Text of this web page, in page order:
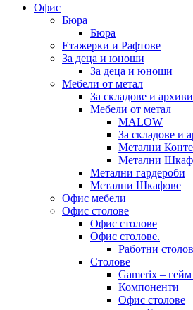
Офис
Бюра
Бюра
Етажерки и Рафтове
За деца и юноши
За деца и юноши
Мебели от метал
За складове и
Мебели от метал
MALOW
За складове и
Метални
Метални
Метални гардероби
Метални Шкафове
Офис мебели
Офис столове
Офис столове
Офис столове.
Работни
Столове
Gamerix –
Компоненти
Офис столове